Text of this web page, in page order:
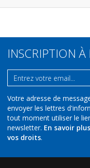
INSCRIPTION
Votre adresse de
envoyer les lettres
tout moment utiliser le
newsletter. En savoir
vos droits.